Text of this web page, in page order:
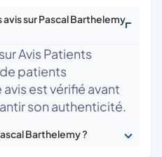
sur Pascal Barthelemy
Avis Patients
patients
est vérifié avant
son authenticité.
Barthelemy ?